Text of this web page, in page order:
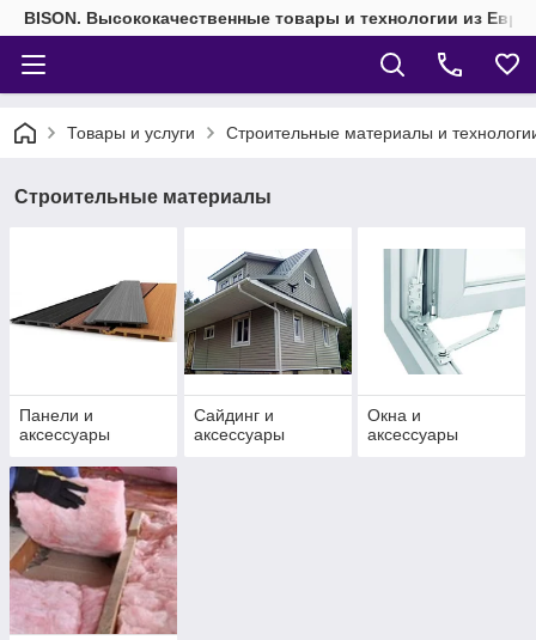
BISON. Высококачественные товары и технологии из
Товары и услуги Строительные материалы и
Строительные материалы
Панели и
аксессуары
Сайдинг и
аксессуары
Окна и
аксессуары